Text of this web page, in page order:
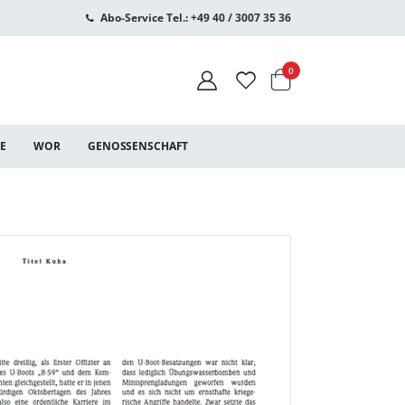
Abo-Service Tel.: +49 40 / 3007 35 36
Warenkorb
0Artikel
WOR GENOSSENSCHAFT